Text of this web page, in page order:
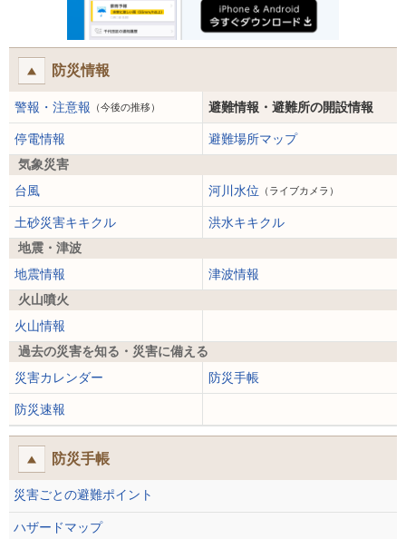
防災情報
警報・注意報 （今後の推移） 避難情報・避難所の開設情報
停電情報
避難場所マップ
気象災害
台風
河川水位 （ライブカメラ）
土砂災害キキクル
洪水キキクル
地震・津波
地震情報
津波情報
火山噴火
火山情報
過去の災害を知る・災害に備える
災害カレンダー
防災手帳
防災速報
防災手帳
災害ごとの避難ポイント
ハザードマップ